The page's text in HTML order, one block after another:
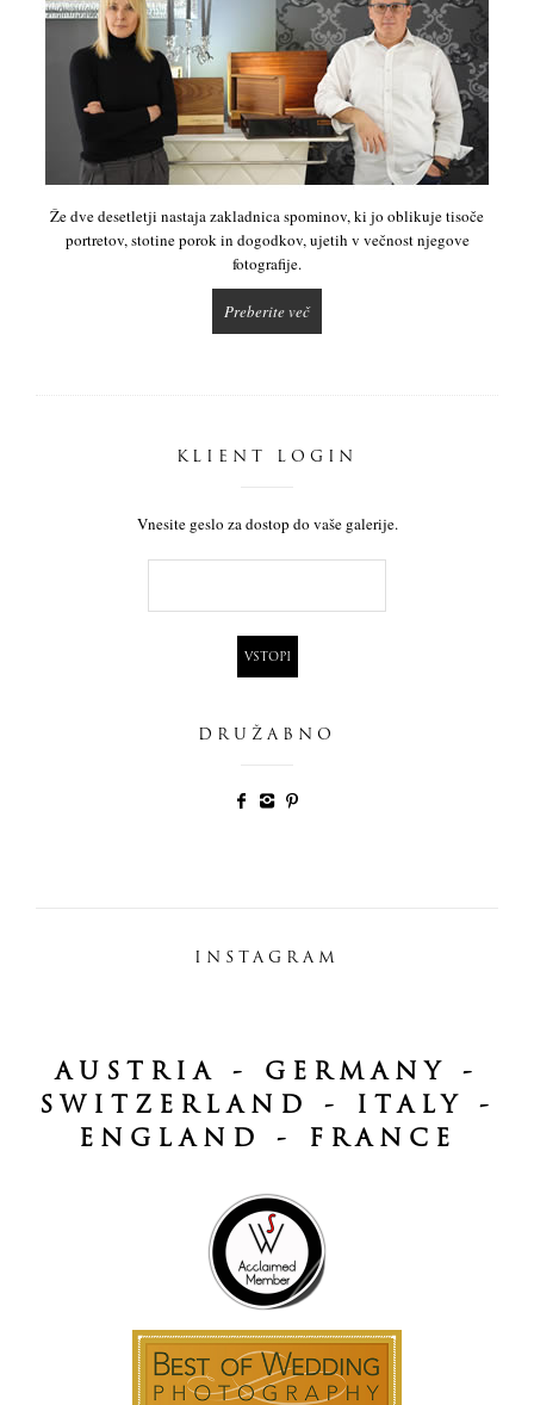
Že dve desetletji nastaja zakladnica spominov, ki jo oblikuje tisoče
portretov, stotine porok in dogodkov, ujetih v večnost njegove
fotografije.
Preberite več
KLIENT LOGIN
Vnesite geslo za dostop do vaše galerije.
DRUŽABNO
INSTAGRAM
AUSTRIA - GERMANY -
SWITZERLAND - ITALY -
ENGLAND - FRANCE